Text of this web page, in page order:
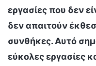
εργασίες που δεν
δεν απαιτούν
συνθήκες. Αυτό
εύκολες εργασίες